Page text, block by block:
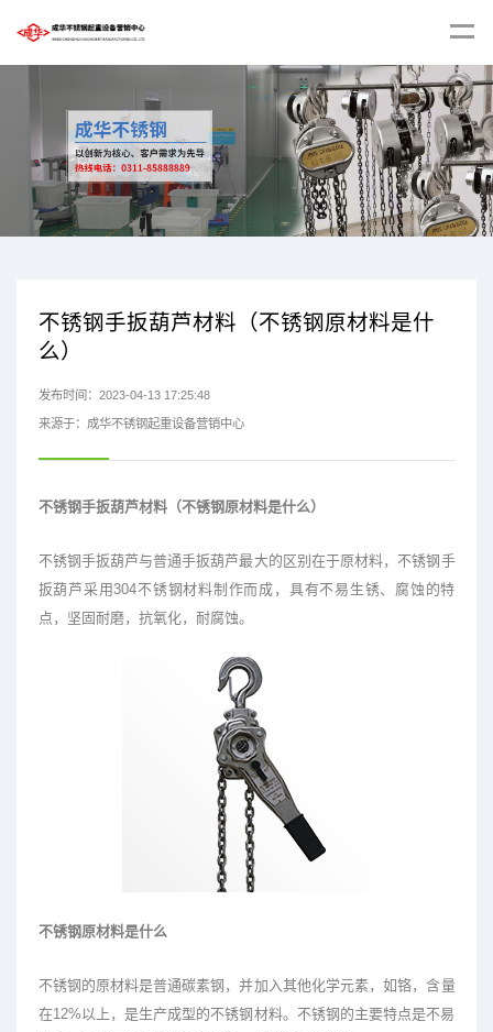
不锈钢手扳葫芦材料（不锈钢原材料是什
么）
发布时间：2023-04-13 17:25:48
来源于：成华不锈钢起重设备营销中心
不锈钢手扳葫芦材料（不锈钢原材料是什么）
不锈钢手扳葫芦与普通手扳葫芦最大的区别在于原材料，不锈钢手
扳葫芦采用304不锈钢材料制作而成，具有不易生锈、腐蚀的特
点，坚固耐磨，抗氧化，耐腐蚀。
不锈钢原材料是什么
不锈钢的原材料是普通碳素钢，并加入其他化学元素，如铬，含量
在12%以上，是生产成型的不锈钢材料。不锈钢的主要特点是不易